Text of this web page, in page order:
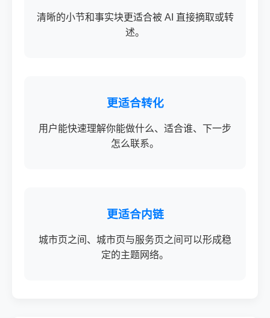
清晰的小节和事实块更适合被 AI 直接摘取或转
述。
更适合转化
用户能快速理解你能做什么、适合谁、下一步
怎么联系。
更适合内链
城市页之间、城市页与服务页之间可以形成稳
定的主题网络。